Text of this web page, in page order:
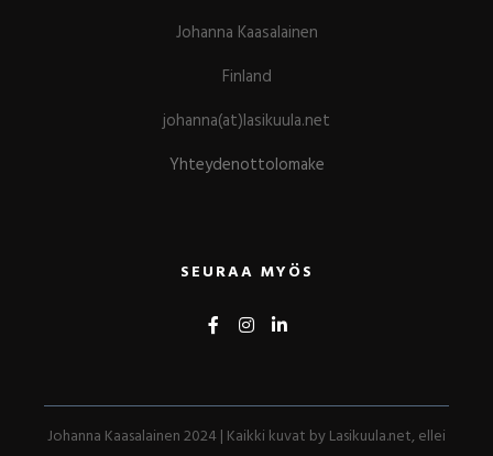
Johanna Kaasalainen
Finland
johanna(at)lasikuula.net
Yhteydenottolomake
SEURAA MYÖS
Johanna Kaasalainen 2024 | Kaikki kuvat by Lasikuula.net, ellei